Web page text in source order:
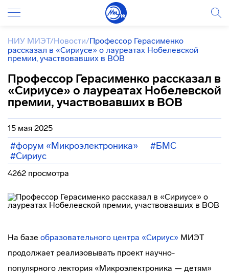
НИУ МИЭТ/Новости/Профессор Герасименко
рассказал в «Сириусе» о лауреатах Нобелевской
премии, участвовавших в ВОВ
Профессор Герасименко рассказал в
«Сириусе» о лауреатах Нобелевской
премии, участвовавших в ВОВ
15 мая 2025
#форум «Микроэлектроника»
#БМС
#Сириус
4262 просмотра
На базе образовательного центра «Сириус» МИЭТ
продолжает реализовывать проект научно-
популярного лектория «Микроэлектроника — детям»